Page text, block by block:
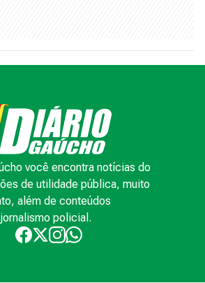
você encontra notícias do
de utilidade pública, muito
além de conteúdos
policial.